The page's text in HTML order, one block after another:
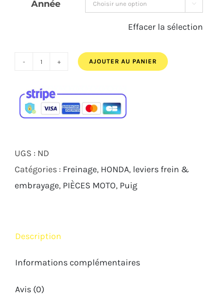
Année 
Effacer la sélection
quantité
JEU
DE
DE
FREIN
125
350
2021
AJOUTER AU PANIER
UGS : ND
Catégories : Freinage HONDA leviers frein &
embrayage PIÈCES MOTO Puig
Description
Informations complémentaires
Avis (0)